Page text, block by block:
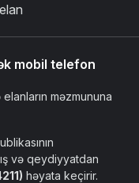
mobil telefon
məzmununa
və qeydiyyatdan
həyata keçirir.